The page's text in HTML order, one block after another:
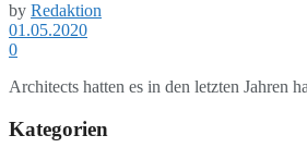
by Redaktion
01.05.2020
0
Architects hatten es in den letzten Jahren
Kategorien